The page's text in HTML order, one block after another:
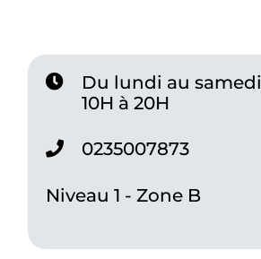
Du lundi au samedi
10H à 20H
0235007873
Niveau 1 - Zone B